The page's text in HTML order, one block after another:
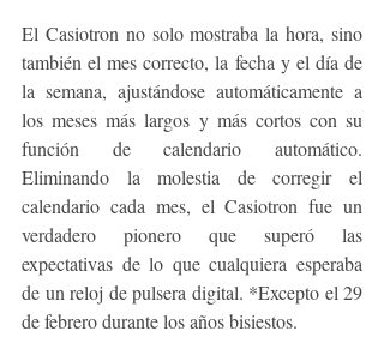
El Casiotron no solo mostraba la hora, sino
también el mes correcto, la fecha y el día de
la semana, ajustándose automáticamente a
los meses más largos y más cortos con su
función de calendario automático.
Eliminando la molestia de corregir el
calendario cada mes, el Casiotron fue un
verdadero pionero que superó las
expectativas de lo que cualquiera esperaba
de un reloj de pulsera digital. *Excepto el 29
de febrero durante los años bisiestos.